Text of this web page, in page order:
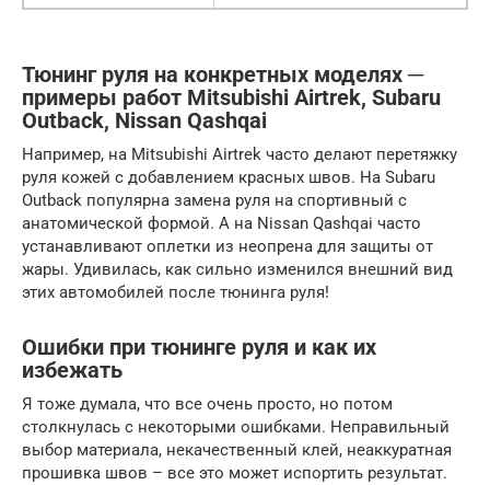
Тюнинг руля на конкретных моделях ─
примеры работ Mitsubishi Airtrek, Subaru
Outback, Nissan Qashqai
Например, на Mitsubishi Airtrek часто делают перетяжку
руля кожей с добавлением красных швов. На Subaru
Outback популярна замена руля на спортивный с
анатомической формой. А на Nissan Qashqai часто
устанавливают оплетки из неопрена для защиты от
жары. Удивилась, как сильно изменился внешний вид
этих автомобилей после тюнинга руля!
Ошибки при тюнинге руля и как их
избежать
Я тоже думала, что все очень просто, но потом
столкнулась с некоторыми ошибками. Неправильный
выбор материала, некачественный клей, неаккуратная
прошивка швов – все это может испортить результат.